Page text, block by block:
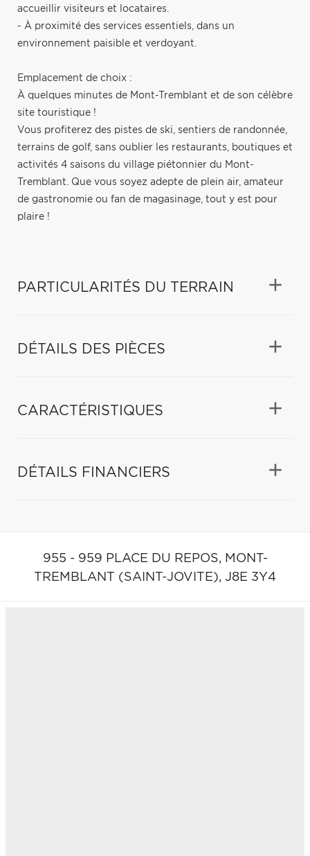
accueillir visiteurs et locataires.
- À proximité des services essentiels, dans un
environnement paisible et verdoyant.
Emplacement de choix :
À quelques minutes de Mont-Tremblant et de son célèbre
site touristique !
Vous profiterez des pistes de ski, sentiers de randonnée,
terrains de golf, sans oublier les restaurants, boutiques et
activités 4 saisons du village piétonnier du Mont-
Tremblant. Que vous soyez adepte de plein air, amateur
de gastronomie ou fan de magasinage, tout y est pour
plaire !
PARTICULARITÉS DU TERRAIN
DÉTAILS DES PIÈCES
CARACTÉRISTIQUES
DÉTAILS FINANCIERS
955 - 959 PLACE DU REPOS, MONT-
TREMBLANT (SAINT-JOVITE), J8E 3Y4